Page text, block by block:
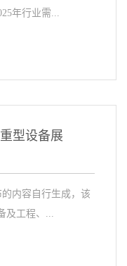
年行业需...
型设备展
内容自行生成，该
及工程、...